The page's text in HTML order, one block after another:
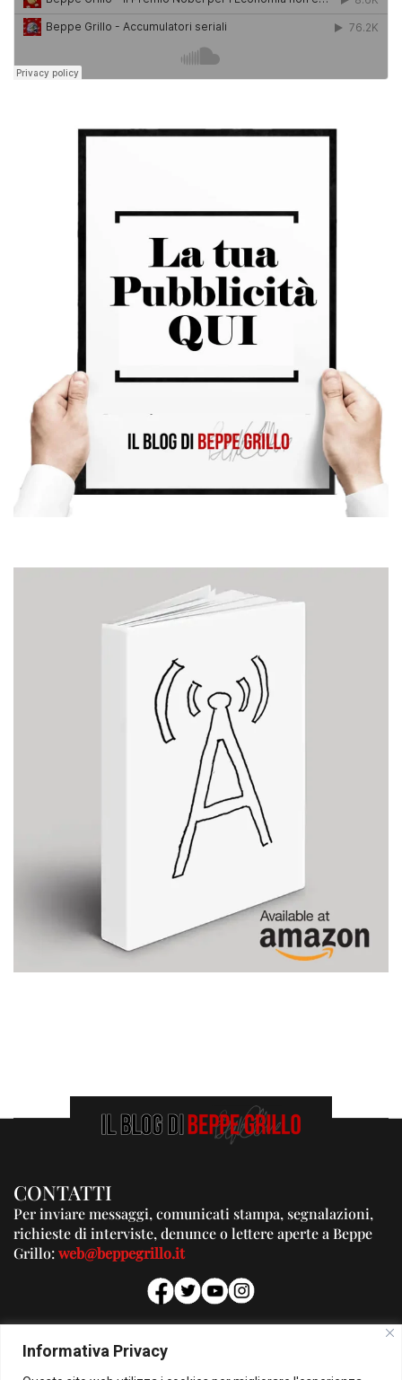
Informativa Privacy
CONTATTI
Per inviare messaggi, comunicati stampa, segnalazioni,
richieste di interviste, denunce o lettere aperte a Beppe
Grillo:web@beppegrillo.it
PUBBLICITA'
Per la tua pubblicità su questo Blog: